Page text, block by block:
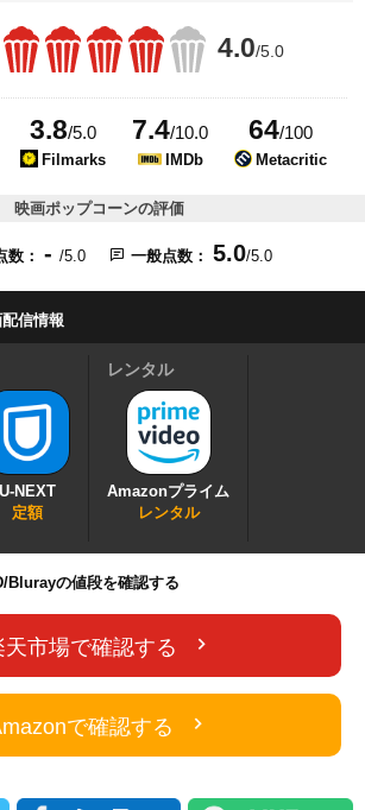
4.0/5.0
3.8/5.0
Filmarks
7.4/10.0
IMDb
64/100
Metacritic
映画ポップコーンの評価
数： - /5.0 一般点数： 5.0/5.0
信情報
U-NEXT
定額
レンタル
Amazonプライム
レンタル
Blurayの値段を確認する
天市場で確認する
で確認する